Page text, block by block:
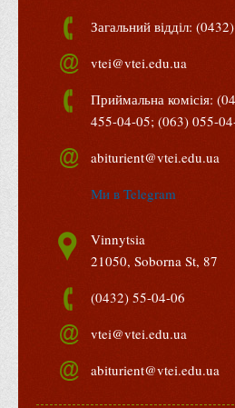
Правила безпечної поведінки
умовах війни
Що можна і не можна знімати,
Контакти державних та
допомагають тим, хто
10 точних фактів про наркотики.
наркотики. Врятуй чиєсь життя
3D тур
SEL
Smart Electronic Learning
Репозиторій
Структура
Загальний відділ:
vtei@vtei.edu.ua
Приймальна комісія:
455-04-05; (063) 055-
abiturient@vtei.edu.ua
Ми в Telegram
Vinnytsia
21050, Soborna St, 87
(0432) 55-04-06
vtei@vtei.edu.ua
abiturient@vtei.edu.ua